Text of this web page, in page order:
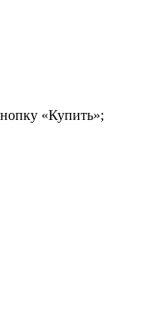
«Купить»;